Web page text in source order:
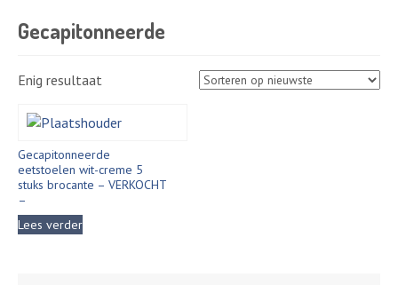
Gecapitonneerde
Enig resultaat
Gecapitonneerde
eetstoelen wit-creme 5
stuks brocante – VERKOCHT
–
Lees verder